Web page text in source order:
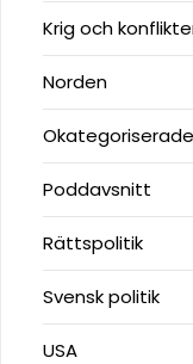
Krig och
Norden
Okategoriserade
Poddavsnitt
Rättspolitik
Svensk politik
USA